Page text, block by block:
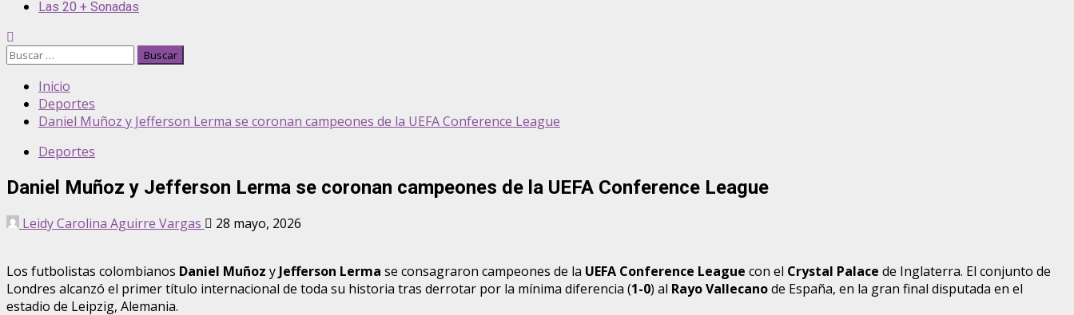
Las 20 + Sonadas
Buscar:
Inicio
Deportes
Daniel Muñoz y Jefferson Lerma se coronan campeones de la UEFA Conference League
Deportes
Daniel Muñoz y Jefferson Lerma se coronan campeones de la UEFA Conference League
Leidy Carolina Aguirre Vargas 28 mayo, 2026
Los futbolistas colombianos Daniel Muñoz y Jefferson Lerma se consagraron campeones de la UEFA Conference League con el Crystal Palace de Inglaterra. El conjunto de
Londres alcanzó el primer título internacional de toda su historia tras derrotar por la mínima diferencia (1-0) al Rayo Vallecanode España, en la gran final disputada en el
estadio de Leipzig, Alemania.